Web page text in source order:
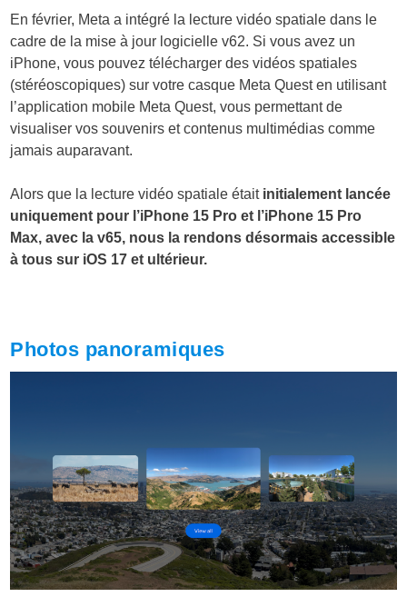
En février, Meta a intégré la lecture vidéo spatiale dans le
cadre de la mise à jour logicielle v62. Si vous avez un
iPhone, vous pouvez télécharger des vidéos spatiales
(stéréoscopiques) sur votre casque Meta Quest en utilisant
l’application mobile Meta Quest, vous permettant de
visualiser vos souvenirs et contenus multimédias comme
jamais auparavant.
Alors que la lecture vidéo spatiale étaitinitialement lancée
uniquement pour l’iPhone 15 Pro et l’iPhone 15 Pro
Max, avec la v65, nous la rendons désormais accessible
à tous sur iOS 17 et ultérieur.
Photos panoramiques